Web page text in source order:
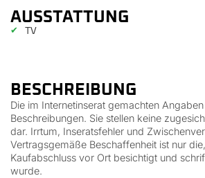
AUSSTATTUNG
✔ TV
BESCHREIBUNG
Die im Internetinserat gemachten
Beschreibungen. Sie stellen keine
dar. Irrtum, Inseratsfehler und
Vertragsgemäße Beschaffenheit ist nur
Kaufabschluss vor Ort besichtigt und
wurde.